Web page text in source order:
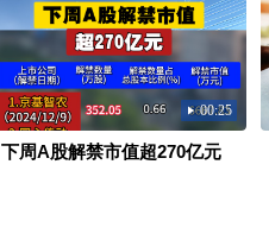
00:25
下周A股解禁市值超270亿元